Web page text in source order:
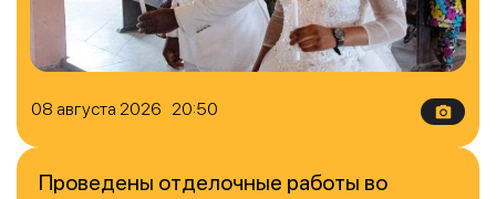
08 августа 2026 20:50
Проведены отделочные работы во